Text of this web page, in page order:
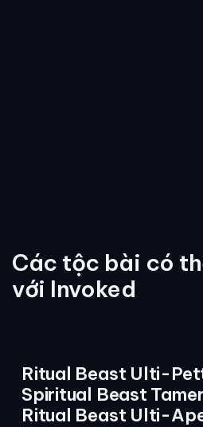
Các tộc bài có
với Invoked
Ritual Beast Ulti-
Spiritual Beast
Ritual Beast Ulti-